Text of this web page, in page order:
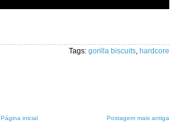
Tags: gorilla biscuits, hardcore
Postagem mais antiga
Página inicial